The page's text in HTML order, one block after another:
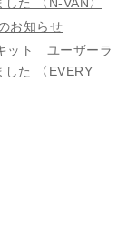
お知らせ
ット ユーザーラ
した 〈EVERY